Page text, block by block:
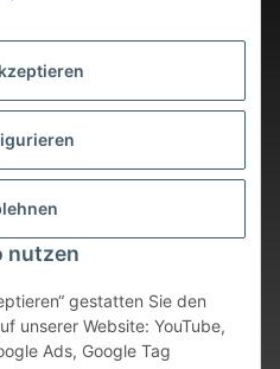
nutzen
gestatten Sie den
unserer Website: YouTube,
Ads, Google Tag